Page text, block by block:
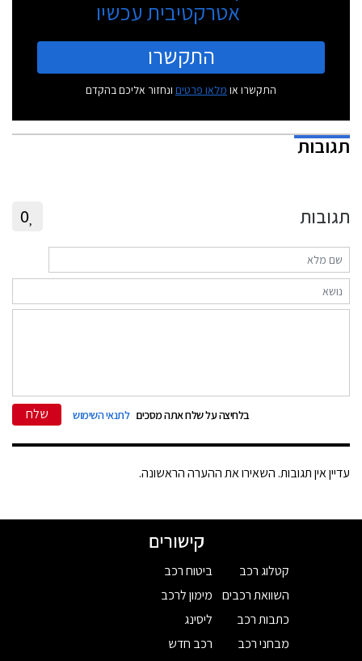
אטרקטיבית עכשיו
התקשרו
התקשרו או מלאו פרטים ונחזור אליכם בהקדם
תגובות
תגובות 0
בלחיצה על שלח אתה מסכים לתנאי השימוש שלח
עדיין אין תגובות. השאירו את ההערה הראשונה.
קישורים
קטלוג רכב
השוואת רכבים
כתבות רכב
מבחני רכב
ביטוח רכב
מימון לרכב
ליסינג
רכב חדש